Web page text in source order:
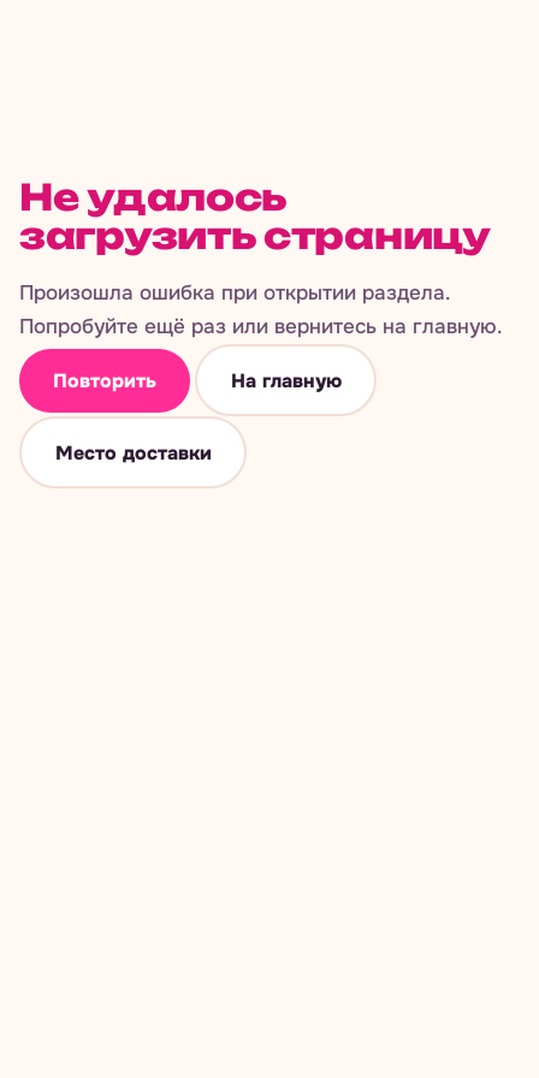
Не удалось
загрузить страницу
Произошла ошибка при открытии раздела.
Попробуйте ещё раз или вернитесь на главную.
Повторить На главную
Место доставки